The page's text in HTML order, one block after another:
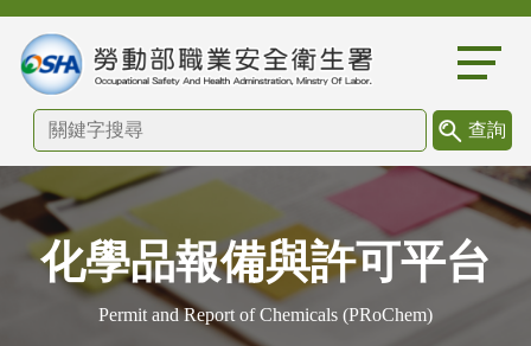
化學品報備與許可平台
Permit and Report of Chemicals (PRoChem)